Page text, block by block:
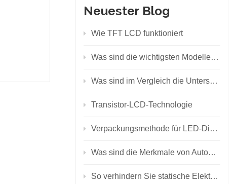
Neuester Blog
Wie TFT LCD funktioniert
Was sind die wichtigsten Modelle von SMD-LEDs?
Was sind im Vergleich die Unterschiede zwischen den Hintergrundbeleuchtungsprinzipien von LCD und LED?
Transistor-LCD-Technologie
Verpackungsmethode für LED-Displays
Was sind die Merkmale von Automotive-LED-Anzeigen?
So verhindern Sie statische Elektrizität auf dem LED-Bildschirm